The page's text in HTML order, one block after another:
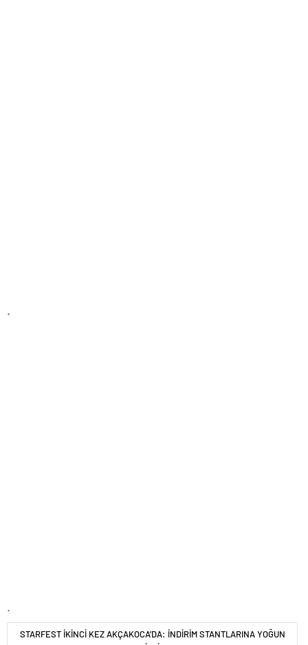
.
.
STARFEST İKİNCİ KEZ AKÇAKOCA’DA: İNDİRİM STANTLARINA YOĞUN